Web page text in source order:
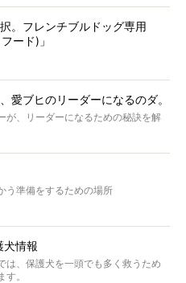
。フレンチブルドッグ専用
ード)」
愛ブヒのリーダーになるのダ。
が、リーダーになるための秘訣を解
う準備をするための場所
犬情報
は、保護犬を一頭でも多く救うため
。